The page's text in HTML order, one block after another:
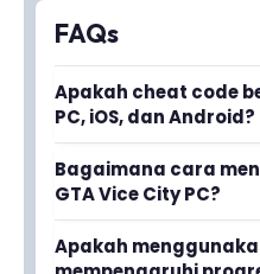
FAQs
Apakah cheat code
PC, iOS, dan Android?
Ya, cheat code GTA
perbedaan
digunakan. Setiap
yang berbeda sesuai
Bagaimana cara
GTA Vice City PC?
Di versi PC, cheat
kode cheat langsung
Apakah